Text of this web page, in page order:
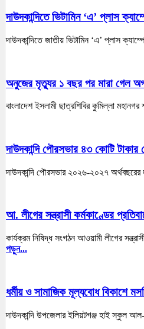
দাউদকান্দিতে ভিটামিন ‘এ’ প্লাস
দাউদকান্দিতে জাতীয় ভিটামিন ‘এ’ প্লাস
অনুজের মৃত্যুর ১ বছর পর মারা গেল
বাংলাদেশ ইসলামী ছাত্রশিবির কুমিল্লা
দাউদকান্দি পৌরসভার ৪৩ কোটি টাকার
দাউদকান্দি পৌরসভার ২০২৬-২০২৭
আ. লীগের সন্ত্রাসী কর্মকাণ্ডের
কার্যক্রম নিষিদ্ধ সংগঠন আওয়ামী লীগের
পড়ুন...
ধর্মীয় ও সামাজিক মূল্যবোধ বিকাশে
দাউদকান্দি উপজেলার ইলিয়টগঞ্জ হাই স্কুল